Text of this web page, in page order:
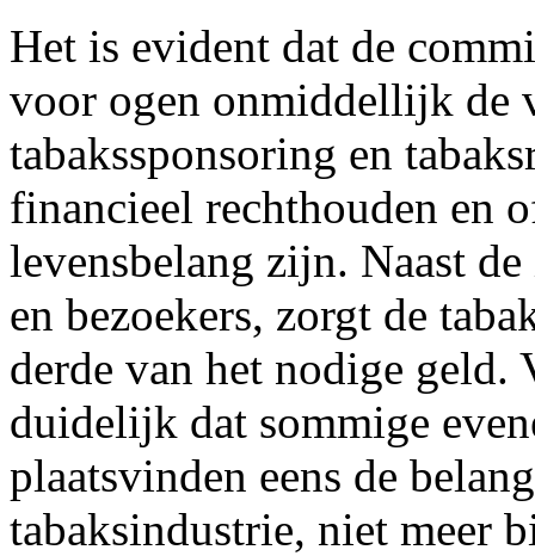
Het is evident dat de
voor ogen onmiddellijk de
tabakssponsoring en
financieel rechthouden en
levensbelang zijn. Naast
en bezoekers, zorgt de
derde van het nodige geld.
duidelijk dat sommige
plaatsvinden eens de
tabaksindustrie, niet meer